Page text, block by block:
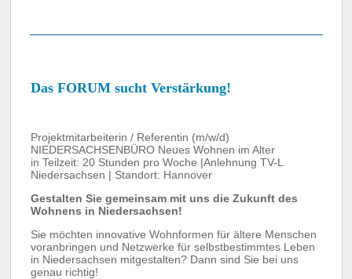
Das FORUM sucht Verstärkung!
Projektmitarbeiterin / Referentin (m/w/d)
NIEDERSACHSENBÜRO Neues Wohnen im Alter
in Teilzeit: 20 Stunden pro Woche |Anlehnung TV-L
Niedersachsen | Standort: Hannover
Gestalten Sie gemeinsam mit uns die Zukunft des
Wohnens in Niedersachsen!
Sie möchten innovative Wohnformen für ältere Menschen
voranbringen und Netzwerke für selbstbestimmtes Leben
in Niedersachsen mitgestalten? Dann sind Sie bei uns
genau richtig!